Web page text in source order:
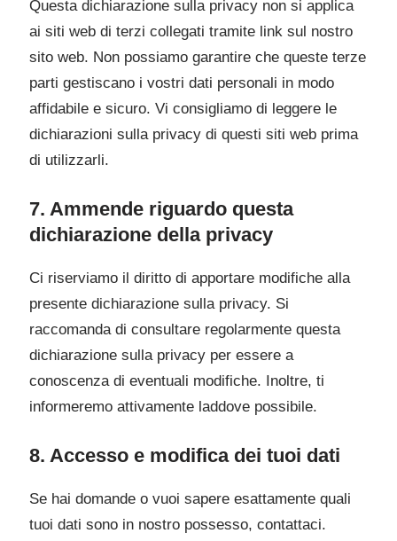
Questa dichiarazione sulla privacy non si applica
ai siti web di terzi collegati tramite link sul nostro
sito web. Non possiamo garantire che queste terze
parti gestiscano i vostri dati personali in modo
affidabile e sicuro. Vi consigliamo di leggere le
dichiarazioni sulla privacy di questi siti web prima
di utilizzarli.
7. Ammende riguardo questa
dichiarazione della privacy
Ci riserviamo il diritto di apportare modifiche alla
presente dichiarazione sulla privacy. Si
raccomanda di consultare regolarmente questa
dichiarazione sulla privacy per essere a
conoscenza di eventuali modifiche. Inoltre, ti
informeremo attivamente laddove possibile.
8. Accesso e modifica dei tuoi dati
Se hai domande o vuoi sapere esattamente quali
tuoi dati sono in nostro possesso, contattaci.